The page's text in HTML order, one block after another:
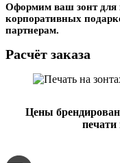
Оформим ваш зонт для
корпоративных
партнерам.
Расчёт заказа
Цены
печати